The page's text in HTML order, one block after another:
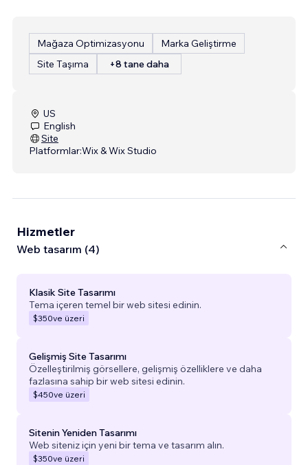
Mağaza Optimizasyonu
Marka Geliştirme
Site Taşıma
+8 tane daha
US
English
Site
Platformlar:Wix & Wix Studio
Hizmetler
Web tasarım (4)
Klasik Site Tasarımı
Tema içeren temel bir web sitesi edinin.
$350ve üzeri
Gelişmiş Site Tasarımı
Özelleştirilmiş görsellere, gelişmiş özelliklere ve daha
fazlasına sahip bir web sitesi edinin.
$450ve üzeri
Sitenin Yeniden Tasarımı
Web siteniz için yeni bir tema ve tasarım alın.
$350ve üzeri